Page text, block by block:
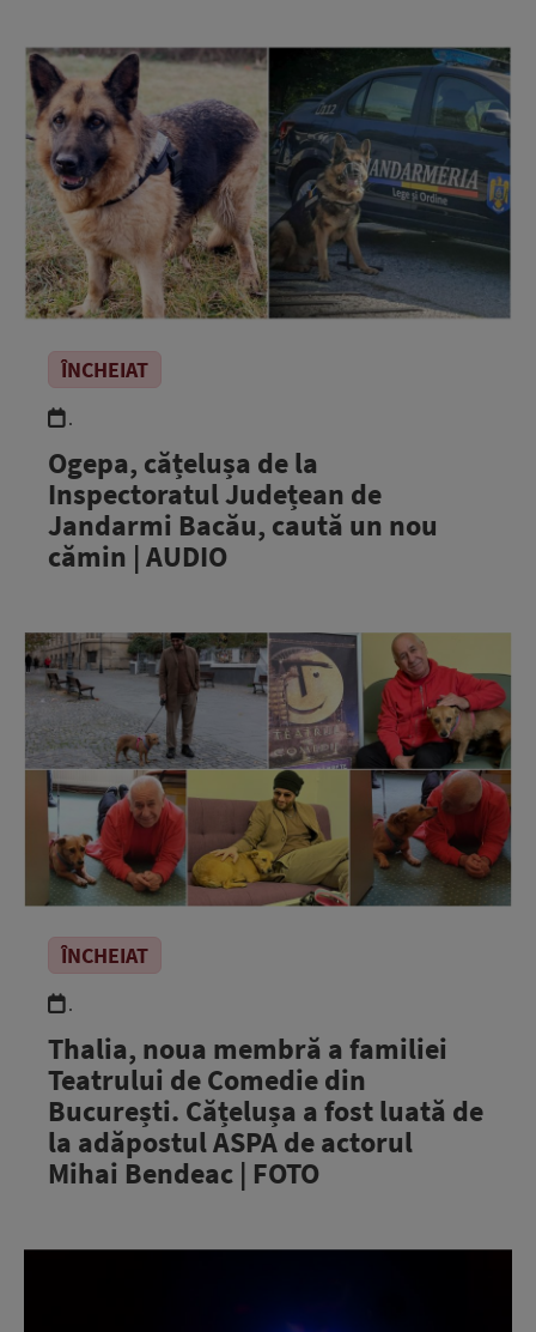
ÎNCHEIAT
.
Ogepa, cățelușa de la
Inspectoratul Județean de
Jandarmi Bacău, caută un nou
cămin | AUDIO
ÎNCHEIAT
.
Thalia, noua membră a familiei
Teatrului de Comedie din
București. Cățelușa a fost luată de
la adăpostul ASPA de actorul
Mihai Bendeac | FOTO